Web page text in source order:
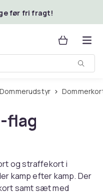
før fri fragt!
Dommerudstyr
flag
og straffekort i
kamp efter kamp. Der
samt sæt med